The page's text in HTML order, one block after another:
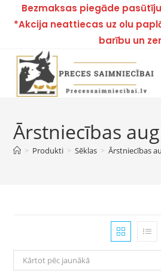
Bezmaksas piegāde
*Akcija neattiecas uz olu
barību un
Ārstniecības
> Produkti > Sēklas > Ārstniecības
Kārtot pēc jaunākā